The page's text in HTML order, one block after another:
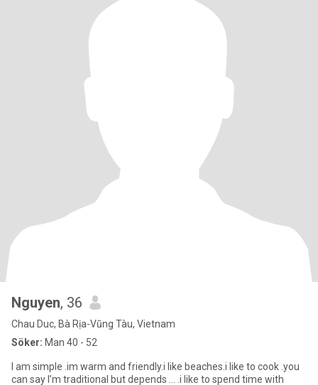
Nguyen, 36
Chau Duc, Bà Rịa-Vũng Tàu, Vietnam
Söker: Man 40 - 52
I am simple .im warm and friendly.i like beaches.i like to cook .you
can say I’m traditional but depends … .i like to spend time with